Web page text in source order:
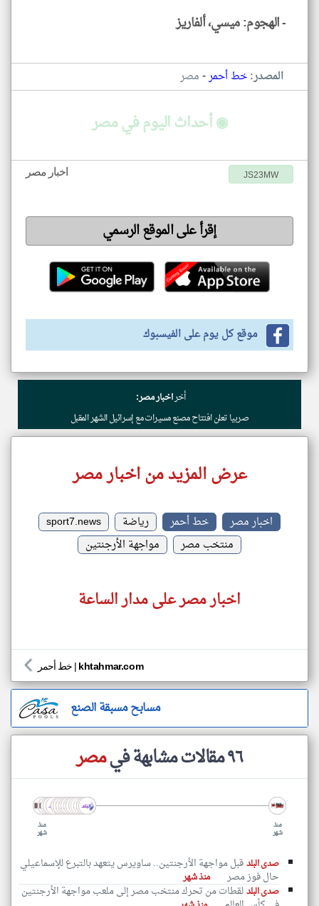
- الهجوم: ميسي، ألفاريز
المصدر:خط أحمر-مصر
◉ أحداث اليوم في مصر
اخبار مصر JS23MW
إقرأ على الموقع الرسمي
موقع كل يوم على الفيسبوك
أخراخبار مصر:
صربيا تعلن افتتاح مصنع مسيرات مع إسرائيل الشهر المقبل
عرض المزيد من اخبار مصر
اخبار مصر خط أحمر رياضة
sport7.news
منتخب مصر
مواجهة الأرجنتين
اخبار مصر على مدار الساعة
خط أحمر | khtahmar.com
مسابح مسبقة الصنع
٩٦ مقالات مشابهة في مصر
منذ
شهر
منذ
شهر
صدى البلد قبل مواجهة الأرجنتين.. ساويرس يتعهد بالتبرع للإسماعيلي
حال فوز مصر
منذ شهر
صدى البلد لقطات من تحرك منتخب مصر إلى ملعب مواجهة الأرجنتين